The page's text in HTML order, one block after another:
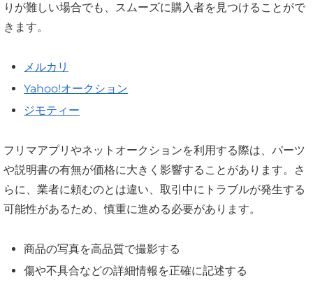
りが難しい場合でも、スムーズに購入者を見つけることがで
きます。
メルカリ
Yahoo!オークション
ジモティー
フリマアプリやネットオークションを利用する際は、パーツ
や説明書の有無が価格に大きく影響することがあります。さ
らに、業者に頼むのとは違い、取引中にトラブルが発生する
可能性があるため、慎重に進める必要があります。
商品の写真を高品質で撮影する
傷や不具合などの詳細情報を正確に記述する